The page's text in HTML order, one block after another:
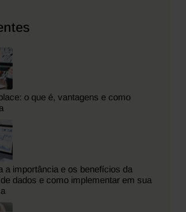
o que é, vantagens e como
a importância e os benefícios da
dados e como implementar em sua